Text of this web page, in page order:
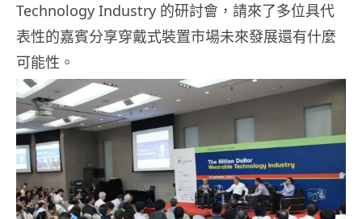
Technology Industry 的研討會，請來了多位具代
表性的嘉賓分享穿戴式裝置市場未來發展還有什麼
可能性。